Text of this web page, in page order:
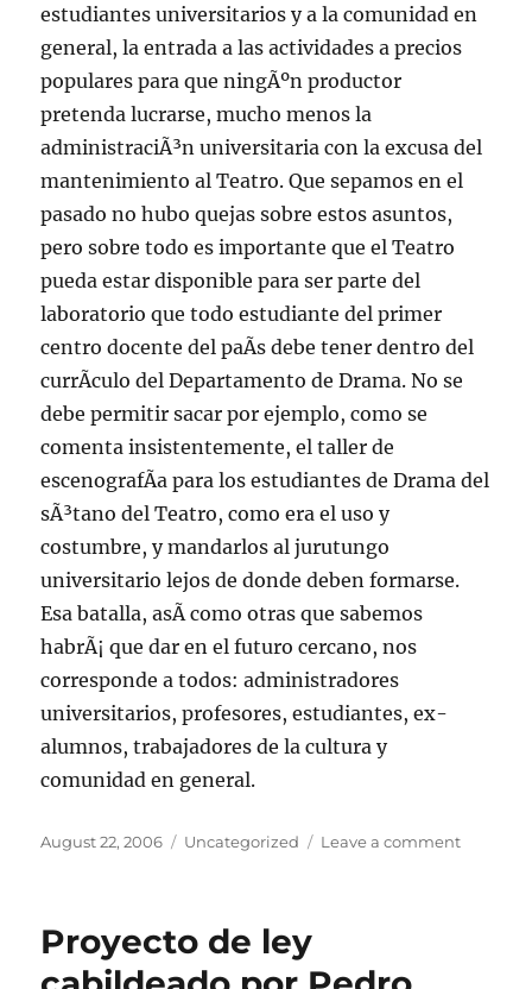
estudiantes universitarios y a la comunidad en
general, la entrada a las actividades a precios
populares para que ningÃºn productor
pretenda lucrarse, mucho menos la
administraciÃ³n universitaria con la excusa del
mantenimiento al Teatro. Que sepamos en el
pasado no hubo quejas sobre estos asuntos,
pero sobre todo es importante que el Teatro
pueda estar disponible para ser parte del
laboratorio que todo estudiante del primer
centro docente del paÃ­s debe tener dentro del
currÃ­culo del Departamento de Drama. No se
debe permitir sacar por ejemplo, como se
comenta insistentemente, el taller de
escenografÃ­a para los estudiantes de Drama del
sÃ³tano del Teatro, como era el uso y
costumbre, y mandarlos al jurutungo
universitario lejos de donde deben formarse.
Esa batalla, asÃ­ como otras que sabemos
habrÃ¡ que dar en el futuro cercano, nos
corresponde a todos: administradores
universitarios, profesores, estudiantes, ex-
alumnos, trabajadores de la cultura y
comunidad en general.
Posted
August 22, 2006 Categories
Uncategorized Leave a commenton
Proyecto de ley